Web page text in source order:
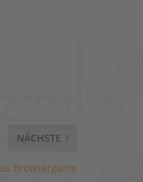
NÄCHSTE
Browsergame